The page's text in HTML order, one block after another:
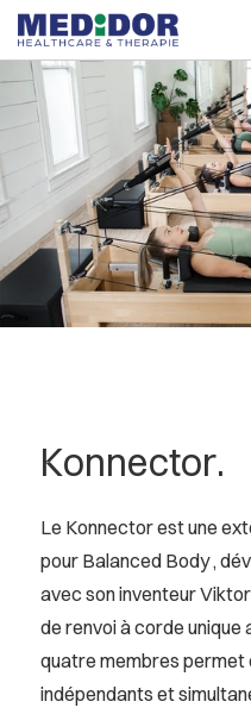
Konnector.
Le Konnector est une
pour Balanced Body ,
avec son inventeur
de renvoi à corde
quatre membres permet
indépendants et